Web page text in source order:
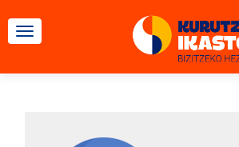
TOGGLE NAVIGATION